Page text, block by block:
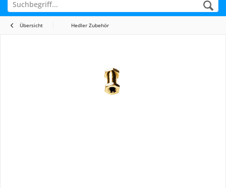
Übersicht Hedler Zubehör